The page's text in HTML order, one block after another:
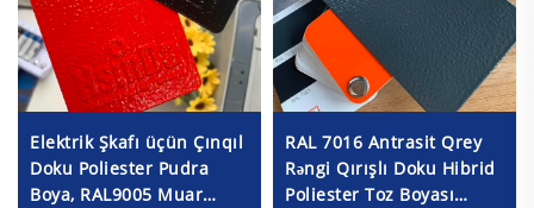
Elektrik Şkafı üçün Çınqıl
Doku Poliester Pudra
Boya, RAL9005 Muar
RAL 7016 Antrasit Qrey
Rəngi Qırışlı Doku Hibrid
Poliester Toz Boyası